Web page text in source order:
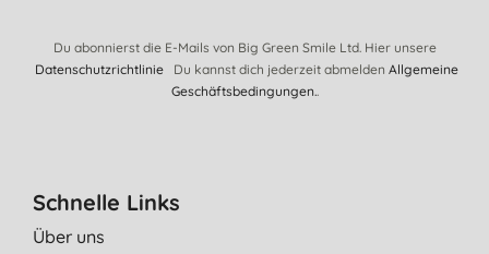
Du abonnierst die E-Mails von Big Green Smile Ltd. Hier unsere
DatenschutzrichtlinieDu kannst dich jederzeit abmelden Allgemeine
Geschäftsbedingungen..
Schnelle Links
Über uns